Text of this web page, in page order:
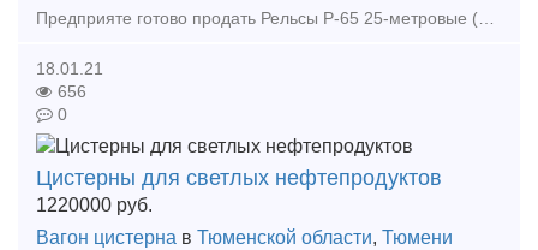
Предприяте готово продать Рельсы Р-65 25-метровые (2012- 2017 г/выпуска Основное требование к покупателю: -заяка на товар в виде письма - справки (сч.51) о наличии средств для по
18.01.21
656
0
Цистерны для светлых нефтепродуктов
1220000 руб.
Вагон цистерна в Тюменской области, Тюмени